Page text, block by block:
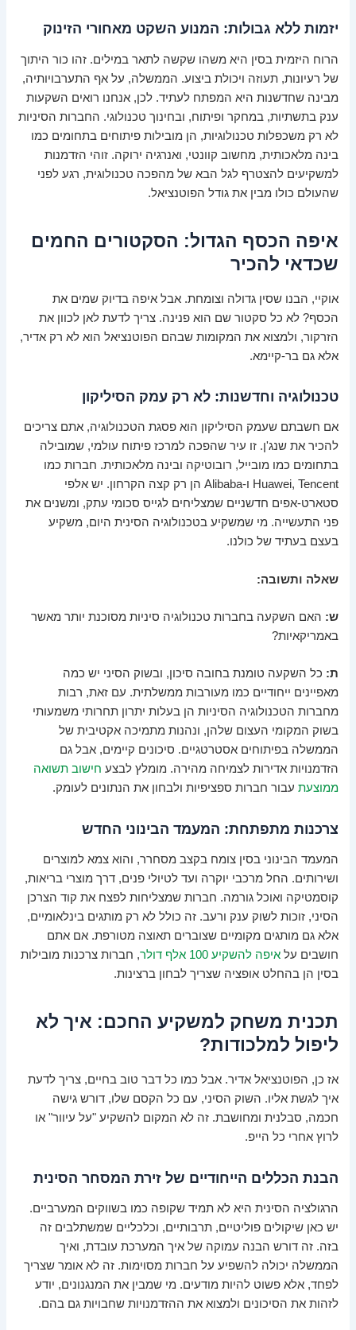
יזמות ללא גבולות: המנוע השקט מאחורי הזינוק
הרוח היזמית בסין היא משהו שקשה לתאר במילים. זהו כור היתוך
של רעיונות, תעוזה ויכולת ביצוע. הממשלה, על אף התערבויותיה,
מבינה שחדשנות היא המפתח לעתיד. לכן, אנחנו רואים השקעות
ענק בתשתיות, במחקר ופיתוח, ובחינוך טכנולוגי. החברות הסיניות
לא רק משכפלות טכנולוגיות, הן מובילות פיתוחים בתחומים כמו
בינה מלאכותית, מחשוב קוונטי, ואנרגיה ירוקה. זוהי הזדמנות
למשקיעים להצטרף לגל הבא של מהפכה טכנולוגית, רגע לפני
שהעולם כולו מבין את גודל הפוטנציאל.
איפה הכסף הגדול: הסקטורים החמים
שכדאי להכיר
אוקיי, הבנו שסין גדולה וצומחת. אבל איפה בדיוק שמים את
הכסף? לא כל סקטור שם הוא פנינה. צריך לדעת לאן לכוון את
הזרקור, ולמצוא את המקומות שבהם הפוטנציאל הוא לא רק אדיר,
אלא גם בר-קיימא.
טכנולוגיה וחדשנות: לא רק עמק הסיליקון
אם חשבתם שעמק הסיליקון הוא פסגת הטכנולוגיה, אתם צריכים
להכיר את שנג'ן. זו עיר שהפכה למרכז פיתוח עולמי, שמובילה
בתחומים כמו מובייל, רובוטיקה ובינה מלאכותית. חברות כמו
Huawei, Tencent ו-Alibaba הן רק קצה הקרחון. יש אלפי
סטארט-אפים חדשניים שמצליחים לגייס סכומי עתק, ומשנים את
פני התעשייה. מי שמשקיע בטכנולוגיה הסינית היום, משקיע
בעצם בעתיד של כולנו.
שאלה ותשובה:
ש: האם השקעה בחברות טכנולוגיה סיניות מסוכנת יותר מאשר
באמריקאיות?
ת: כל השקעה טומנת בחובה סיכון, ובשוק הסיני יש כמה
מאפיינים ייחודיים כמו מעורבות ממשלתית. עם זאת, רבות
מחברות הטכנולוגיה הסיניות הן בעלות יתרון תחרותי משמעותי
בשוק המקומי העצום שלהן, ונהנות מתמיכה אקטיבית של
הממשלה בפיתוחים אסטרטגיים. סיכונים קיימים, אבל גם
הזדמנויות אדירות לצמיחה מהירה. מומלץ לבצע חישוב תשואה
ממוצעת עבור חברות ספציפיות ולבחון את הנתונים לעומק.
צרכנות מתפתחת: המעמד הבינוני החדש
המעמד הבינוני בסין צומח בקצב מסחרר, והוא צמא למוצרים
ושירותים. החל מרכבי יוקרה ועד לטיולי פנים, דרך מוצרי בריאות,
קוסמטיקה ואוכל גורמה. חברות שמצליחות לפצח את קוד הצרכן
הסיני, זוכות לשוק ענק ורעב. זה כולל לא רק מותגים בינלאומיים,
אלא גם מותגים מקומיים שצוברים תאוצה מטורפת. אם אתם
חושבים עלאיפה להשקיע 100 אלף דולר
, חברות צרכנות מובילות
בסין הן בהחלט אופציה שצריך לבחון ברצינות.
תכנית משחק למשקיע החכם: איך לא
ליפול למלכודות?
אז כן, הפוטנציאל אדיר. אבל כמו כל דבר טוב בחיים, צריך לדעת
איך לגשת אליו. השוק הסיני, עם כל הקסם שלו, דורש גישה
חכמה, סבלנית ומחושבת. זה לא המקום להשקיע "על עיוור" או
לרוץ אחרי כל הייפ.
הבנת הכללים הייחודיים של זירת המסחר הסינית
הרגולציה הסינית היא לא תמיד שקופה כמו בשווקים המערביים.
יש כאן שיקולים פוליטיים, תרבותיים, וכלכליים שמשתלבים זה
בזה. זה דורש הבנה עמוקה של איך המערכת עובדת, ואיך
הממשלה יכולה להשפיע על חברות מסוימות. זה לא אומר שצריך
לפחד, אלא פשוט להיות מודעים. מי שמבין את המנגנונים, יודע
לזהות את הסיכונים ולמצוא את ההזדמנויות שחבויות גם בהם.